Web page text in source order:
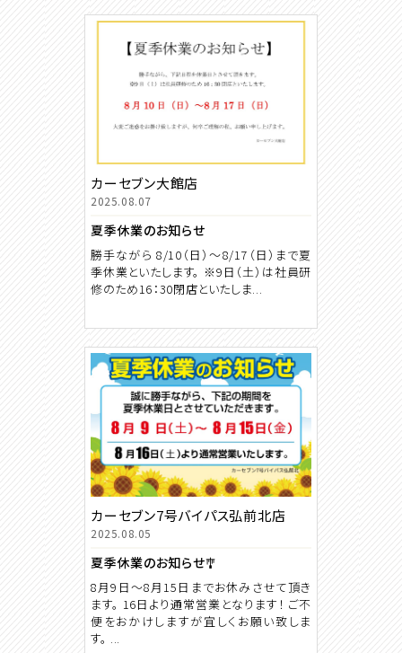
カーセブン大館店
2025.08.07
夏季休業のお知らせ
勝手ながら 8/10（日）～8/17（日）まで夏
季休業といたします。 ※9日（土）は社員研
修のため16：30閉店といたしま...
カーセブン7号バイパス弘前北店
2025.08.05
夏季休業のお知らせ🎐
8月9日～8月15日までお休みさせて頂き
ます。 16日より通常営業となります！ ご不
便をおかけしますが宜しくお願い致しま
す。 ...